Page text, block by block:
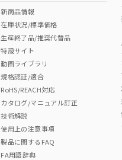
新商品情報
在庫状況/標準価格
生産終了品/推奨代替品
特設サイト
動画ライブラリ
規格認証/適合
RoHS/REACH対応
カタログ/マニュアル訂正
技術解説
使用上の注意事項
製品に関するFAQ
FA用語辞典